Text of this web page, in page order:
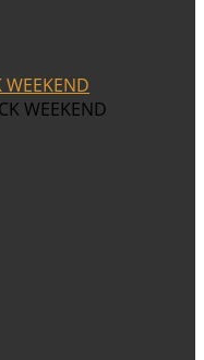
WEEKEND